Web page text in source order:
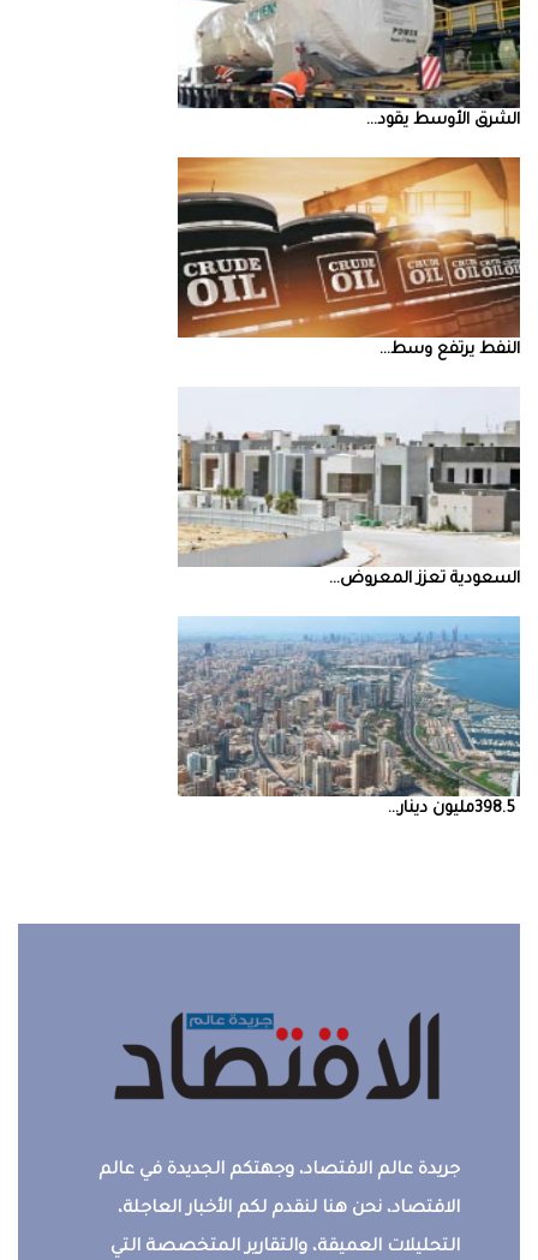
الشرق‭ ‬الأوسط‭ ‬يقود‭ ...
النفط‭ ‬يرتفع‭ ‬وسط‭ ...
السعودية‭ ‬تعزز‭ ‬المعروض‭ ...
398.5‭ ‬مليون‭ ‬دينار‭ ...
جريدة عالم الاقتصاد، وجهتكم الجديدة في عالم
الاقتصاد، نحن هنا لنقدم لكم الأخبار العاجلة،
التحليلات العميقة، والتقارير المتخصصة التي